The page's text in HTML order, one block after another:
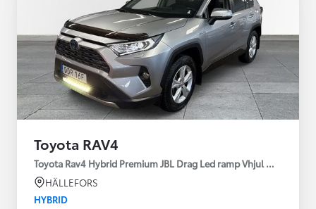
Toyota RAV4
Toyota Rav4 Hybrid Premium JBL Drag Led ramp Vhjul motorv
HÄLLEFORS
HYBRID